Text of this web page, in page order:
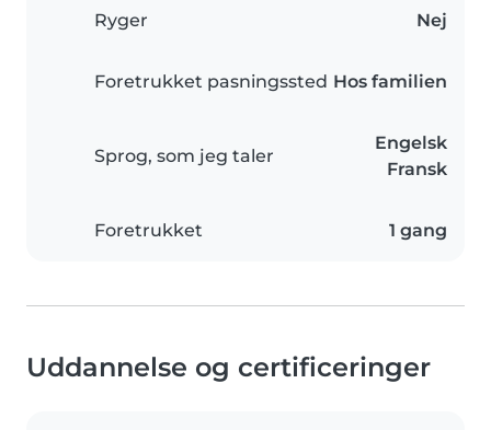
Ryger Nej
Foretrukket pasningssted Hos familien
Sprog, som jeg taler
Engelsk
Fransk
Foretrukket 1 gang
Uddannelse og certificeringer